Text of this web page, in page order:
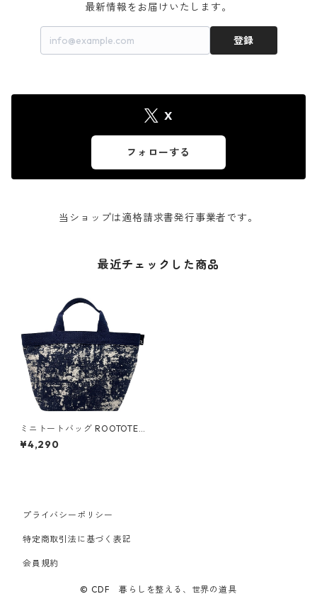
最新情報をお届けいたします。
登録
X
フォローする
当ショップは適格請求書発行事業者です。
最近チェックした商品
ミニトートバッグ ROOTOTE
DELI 3092 ルートート LT.デ
リ.パターンファブリック-J タ
¥4,290
プライバシーポリシー
特定商取引法に基づく表記
会員規約
© CDF 暮らしを整える、世界の道具